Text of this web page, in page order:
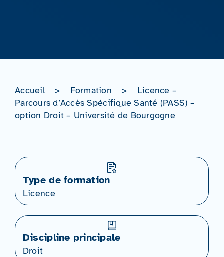
Accueil > Formation >
Licence –
Parcours d’Accès Spécifique Santé (PASS) –
option Droit – Université de Bourgogne
Type de formation
Licence
Discipline principale
Droit